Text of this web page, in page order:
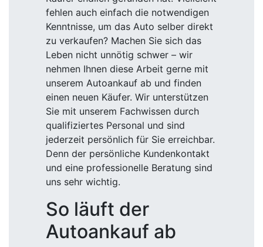
fehlen auch einfach die notwendigen
Kenntnisse, um das Auto selber direkt
zu verkaufen? Machen Sie sich das
Leben nicht unnötig schwer – wir
nehmen Ihnen diese Arbeit gerne mit
unserem Autoankauf ab und finden
einen neuen Käufer. Wir unterstützen
Sie mit unserem Fachwissen durch
qualifiziertes Personal und sind
jederzeit persönlich für Sie erreichbar.
Denn der persönliche Kundenkontakt
und eine professionelle Beratung sind
uns sehr wichtig.
So läuft der
Autoankauf ab